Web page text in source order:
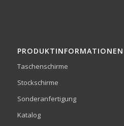
PRODUKTINFORMATIONEN
Taschenschirme
Stockschirme
Sonderanfertigung
Katalog